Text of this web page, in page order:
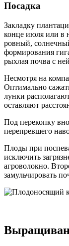
Посадка
Закладку
конце июля или в
ровный,
формирования
рыхлая почва с
Несмотря на
Оптимально
лунки
оставляют
Под перекопку
перепревшего
Плоды при
исключить
агроволокно.
замульчировать